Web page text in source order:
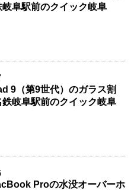
阜駅前のクイック岐阜
9（第9世代）のガラス割
岐阜駅前のクイック岐阜
Proの水没オーバーホ